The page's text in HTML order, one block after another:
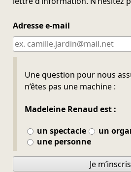
Adresse e-mail
Une question pour nous
n’êtes pas une machine :
Madeleine Renaud est :
un spectacle
un
une personne
Ne pas remplir
Je m’inscris